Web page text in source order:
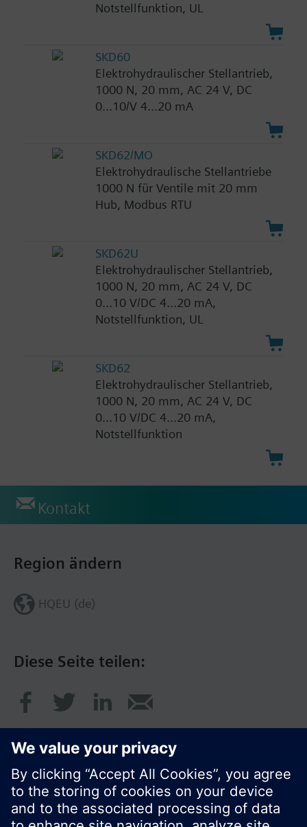
Notstellfunktion, UL
SKD60
Elektrohydraulischer Stellantrieb,
1000 N, 20 mm, AC 24 V, DC
0...10/V 4...20 mA
SKD62/MO
Elektrohydraulische Stellantriebe
1000 N für Ventile mit 20 mm
Hub, Modbus RTU
SKD62U
Elektrohydraulischer Stellantrieb,
1000 N, 20 mm, AC 24 V, DC
0...10 V/DC 4...20 mA,
Notstellfunktion, UL
SKD62
Elektrohydraulischer Stellantrieb,
1000 N, 20 mm, AC 24 V, DC
0...10 V/DC 4...20 mA,
Notstellfunktion
Kontakt
Diese Seite teilen:
Region ändern
HQEU (de)